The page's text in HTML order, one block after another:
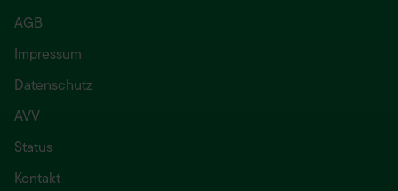
AGB
Impressum
Datenschutz
AVV
Status
Kontakt